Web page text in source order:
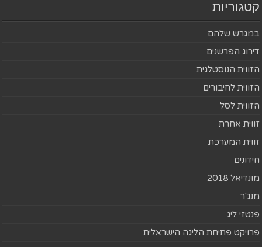
קטגוריות
במגרש שלהם
דירוג הפרשנים
הזווית הנוסטלגית
הזווית לחיבורים
הזווית לסל
זווית אחרת
זווית המערכת
חידונים
מונדיאל 2018
מנג'ר
פנטזי ליג
פרויקט פתיחת הליגה הישראלית